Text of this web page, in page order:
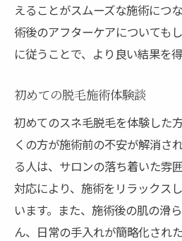
えることがスムーズな施術につ
術後のアフターケアについても
に従うことで、より良い結果を
初めての脱毛施術体験談
初めてのスネ毛脱毛を体験した
くの方が施術前の不安が解消さ
る人は、サロンの落ち着いた雰
対応により、施術をリラックス
います。また、施術後の肌の滑
ん、日常の手入れが簡略化され